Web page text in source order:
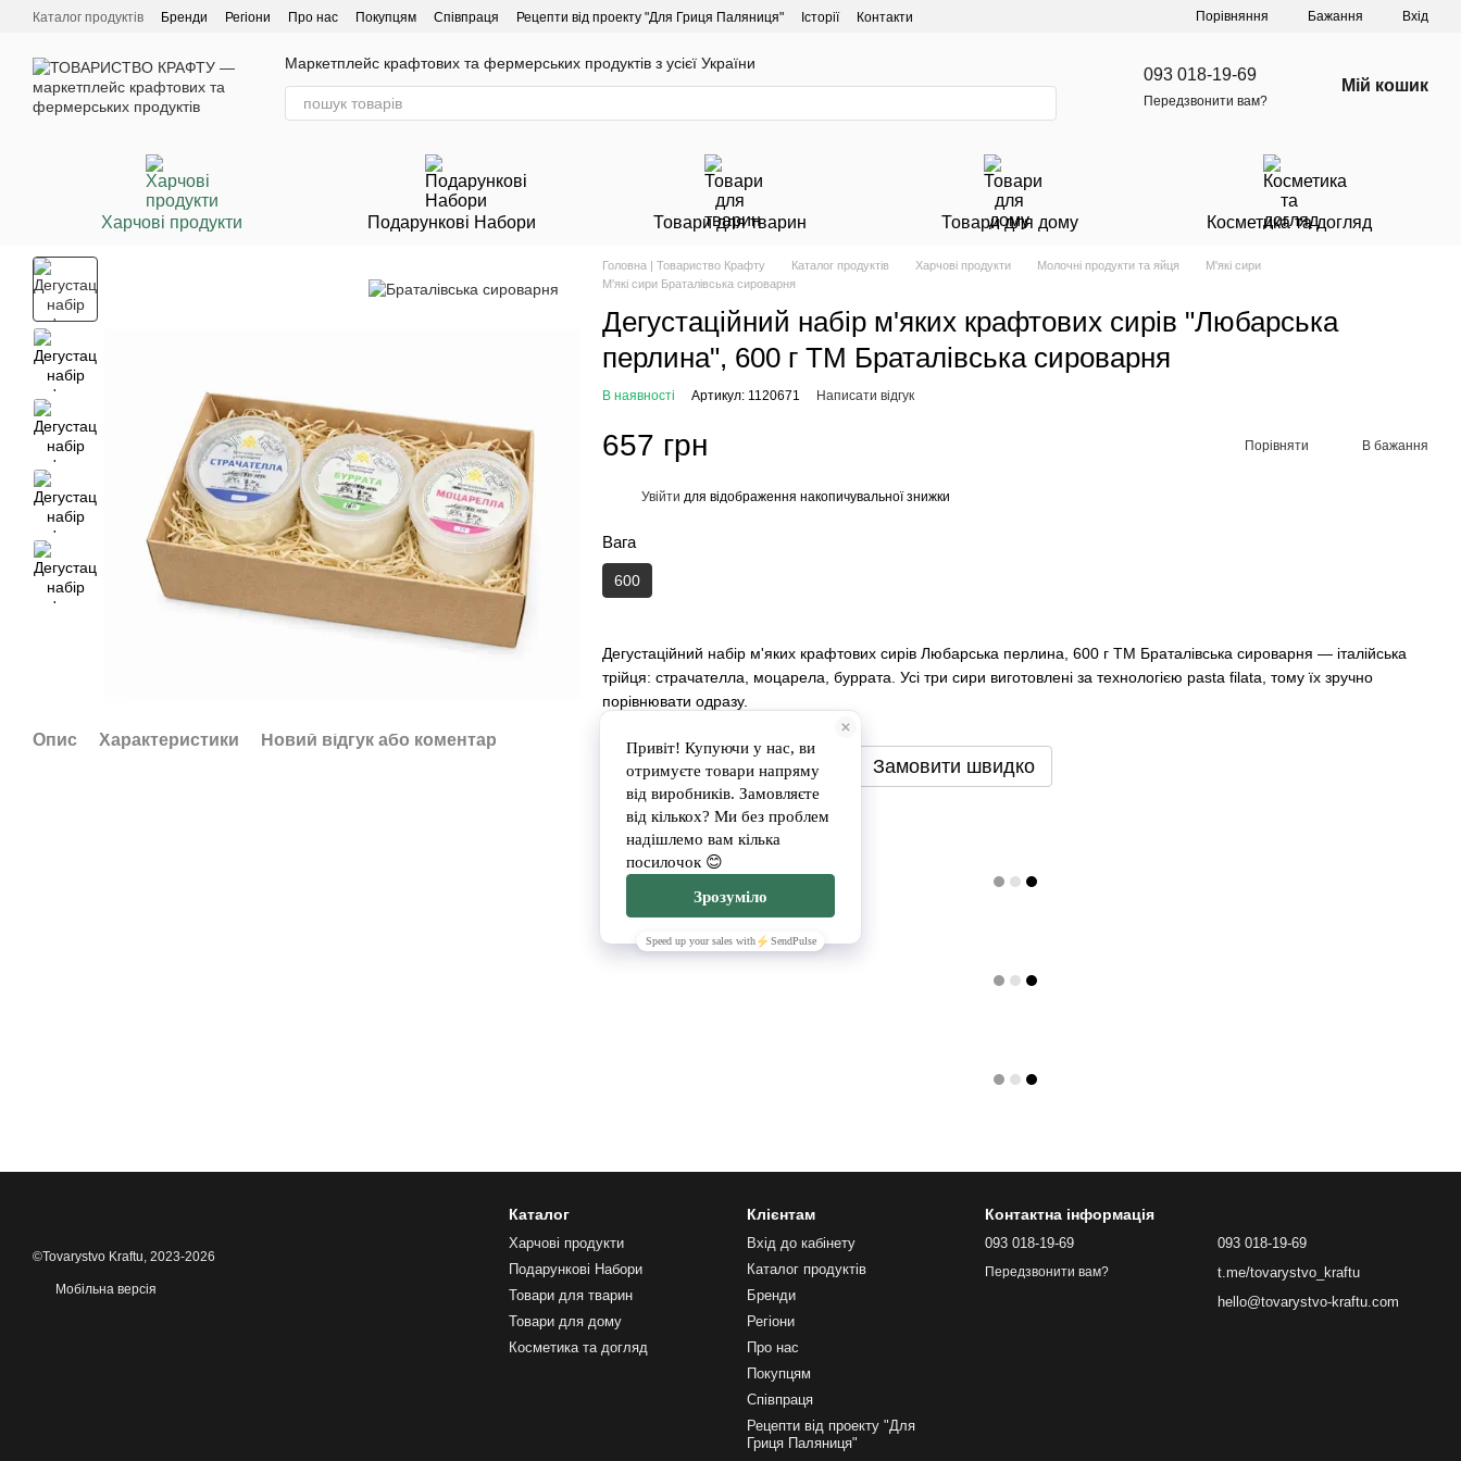
Перейти до основного контенту
Каталог продуктів Бренди Регіони Про нас Покупцям Співпраця Рецепти від проекту "Для Гриця Паляниця" Історії Контакти Порівняння Бажання Вхід
Маркетплейс крафтових та фермерських продуктів з усієї України
093 018-19-69
Передзвонити вам?
Мій кошик
Харчові продукти Подарункові Набори Товари для тварин Товари для дому Косметика та догляд
Опис Характеристики Новий відгук або коментар
Головна | Товариство Крафту Каталог продуктів Харчові продукти Молочні продукти та яйця
М'які сири
М'які сири Браталівська сироварня
Дегустаційний набір м'яких крафтових сирів "Любарська
перлина", 600 г ТМ Браталівська сироварня
В наявності Артикул: 1120671 Написати відгук
657 грн Порівняти В бажання
Увійти для відображення накопичувальної знижки
Вага
600
Дегустаційний набір м'яких крафтових сирів Любарська перлина, 600 г ТМ Браталівська сироварня — італійська
трійця: страчателла, моцарела, буррата. Усі три сири виготовлені за технологією pasta filata, тому їх зручно
порівнювати одразу.
Замовити Замовити швидко
Доставка Оплата
©Tovarystvo Kraftu, 2023-2026
Мобільна версія
Каталог
Харчові продукти
Подарункові Набори
Товари для тварин
Товари для дому
Косметика та догляд
Клієнтам
Вхід до кабінету
Каталог продуктів
Бренди
Регіони
Про нас
Покупцям
Співпраця
Рецепти від проекту "Для
Гриця Паляниця"
Контактна інформація
093 018-19-69
Передзвонити вам?
093 018-19-69
t.me/tovarystvo_kraftu
hello@tovarystvo-kraftu.com